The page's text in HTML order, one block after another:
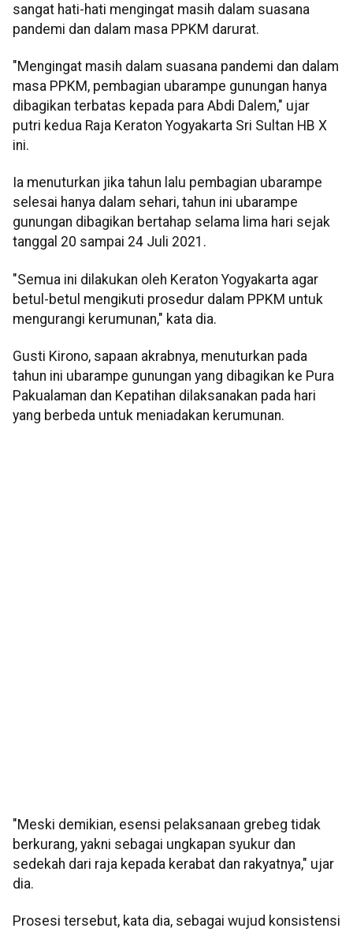
sangat hati-hati mengingat masih dalam suasana
pandemi dan dalam masa PPKM darurat.
"Mengingat masih dalam suasana pandemi dan dalam
masa PPKM, pembagian ubarampe gunungan hanya
dibagikan terbatas kepada para Abdi Dalem," ujar
putri kedua Raja Keraton Yogyakarta Sri Sultan HB X
ini.
Ia menuturkan jika tahun lalu pembagian ubarampe
selesai hanya dalam sehari, tahun ini ubarampe
gunungan dibagikan bertahap selama lima hari sejak
tanggal 20 sampai 24 Juli 2021.
"Semua ini dilakukan oleh Keraton Yogyakarta agar
betul-betul mengikuti prosedur dalam PPKM untuk
mengurangi kerumunan," kata dia.
Gusti Kirono, sapaan akrabnya, menuturkan pada
tahun ini ubarampe gunungan yang dibagikan ke Pura
Pakualaman dan Kepatihan dilaksanakan pada hari
yang berbeda untuk meniadakan kerumunan.
"Meski demikian, esensi pelaksanaan grebeg tidak
berkurang, yakni sebagai ungkapan syukur dan
sedekah dari raja kepada kerabat dan rakyatnya," ujar
dia.
Prosesi tersebut, kata dia, sebagai wujud konsistensi